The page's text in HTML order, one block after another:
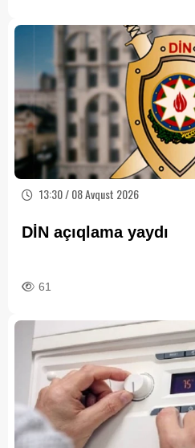
13:30 / 08 Avqust 2026
DİN açıqlama yaydı
61